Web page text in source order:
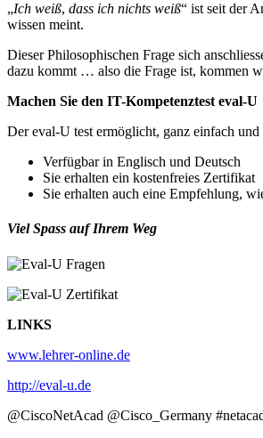
„Ich weiß, dass ich nichts weiß“ ist seit der
wissen meint.
Dieser Philosophischen Frage sich
dazu kommt … also die Frage ist, kommen
Machen Sie den IT-Kompetenztest eval-U
Der eval-U test ermöglicht, ganz einfach
Verfügbar in Englisch und Deutsch
Sie erhalten ein kostenfreies Zertifikat
Sie erhalten auch eine Empfehlung,
Viel Spass auf Ihrem Weg
LINKS
www.lehrer-online.de
http://eval-u.de
@CiscoNetAcad @Cisco_Germany